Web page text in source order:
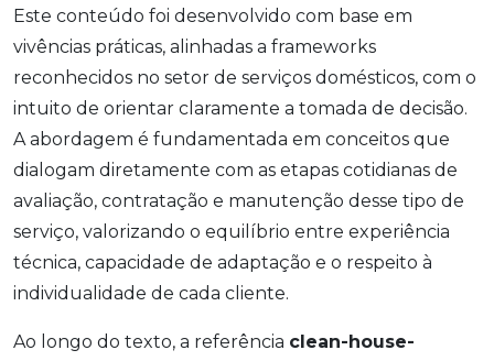
Este conteúdo foi desenvolvido com base em
vivências práticas, alinhadas a frameworks
reconhecidos no setor de serviços domésticos, com o
intuito de orientar claramente a tomada de decisão.
A abordagem é fundamentada em conceitos que
dialogam diretamente com as etapas cotidianas de
avaliação, contratação e manutenção desse tipo de
serviço, valorizando o equilíbrio entre experiência
técnica, capacidade de adaptação e o respeito à
individualidade de cada cliente.
Ao longo do texto, a referência clean-house-